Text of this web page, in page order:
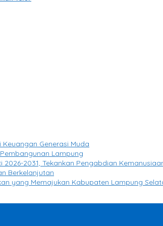
Generasi Muda
Lampung
2031, Tekankan Pengabdian
Berkelanjutan
yang Memajukan Kabupaten Lampung